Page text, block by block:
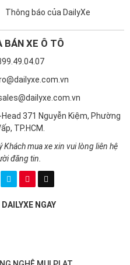
Thông báo của DailyXe
BÁN XE Ô TÔ
371 Nguyễn Kiệm, Phường
TP.HCM.
Khách mua xe xin vui lòng liên hệ
đăng tin.
NGAY